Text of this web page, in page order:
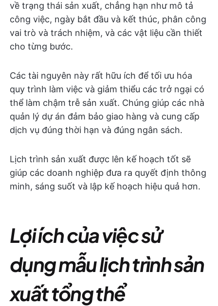
về trạng thái sản xuất, chẳng hạn như mô tả
công việc, ngày bắt đầu và kết thúc, phân công
vai trò và trách nhiệm, và các vật liệu cần thiết
cho từng bước.
Các tài nguyên này rất hữu ích để tối ưu hóa
quy trình làm việc và giảm thiểu các trở ngại có
thể làm chậm trễ sản xuất. Chúng giúp các nhà
quản lý dự án đảm bảo giao hàng và cung cấp
dịch vụ đúng thời hạn và đúng ngân sách.
Lịch trình sản xuất được lên kế hoạch tốt sẽ
giúp các doanh nghiệp đưa ra quyết định thông
minh, sáng suốt và lập kế hoạch hiệu quả hơn.
Lợi ích của việc sử
dụng mẫu lịch trình sản
xuất tổng thể